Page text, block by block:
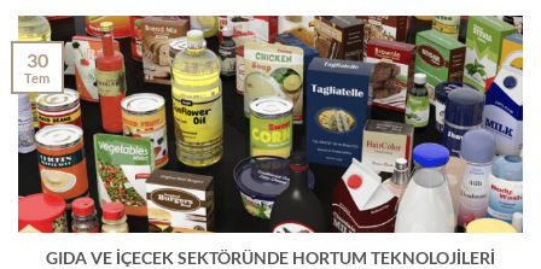
GIDA VE İÇECEK SEKTÖRÜNDE HORTUM TEKNOLOJİLERİ
30
Tem